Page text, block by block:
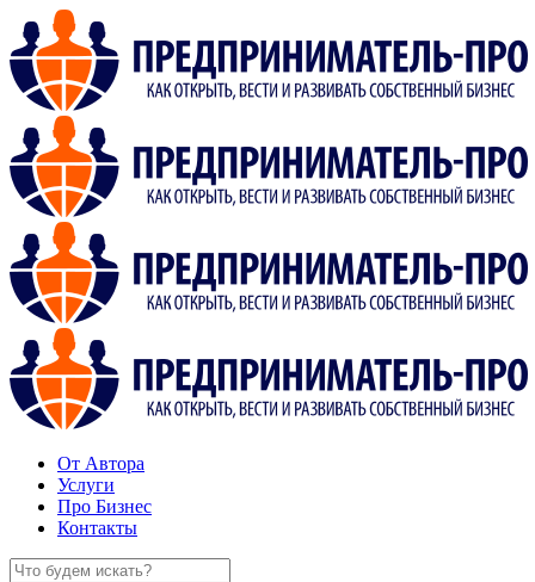
От Автора
Услуги
Про Бизнес
Контакты